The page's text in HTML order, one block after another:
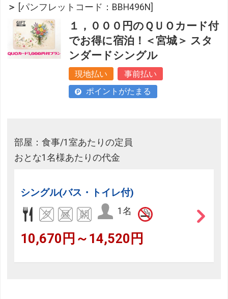
＞ [パンフレットコード：BBH496N]
１，０００円のＱＵＯカード付
でお得に宿泊！＜宮城＞ スタ
ンダードシングル
現地払い
事前払い
ポイントがたまる
部屋：食事/1室あたりの定員
おとな1名様あたりの代金
シングル(バス・トイレ付)
1名
10,670円～14,520円